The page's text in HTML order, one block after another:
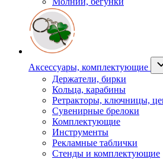
Аксессуары, комплектующие
Держатели, бирки
Кольца, карабины
Ретракторы, ключницы,
Сувенирные брелоки
Комплектующие
Инструменты
Рекламные таблички
Стенды и комплектующие